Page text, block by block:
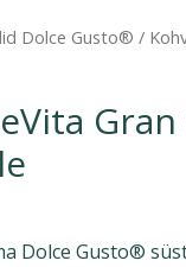
Dolce Gusto® /
Dolce Gusto®